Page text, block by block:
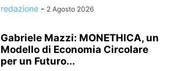
redazione - 2 Agosto 2026
Gabriele Mazzi: MONETHICA, un
Modello di Economia Circolare
per un Futuro...